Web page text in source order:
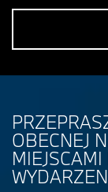
OBECNEJ